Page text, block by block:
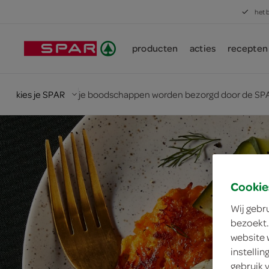
het
producten acties recepten
kies je SPAR je boodschappen worden bezorgd door de
Wij
website
gebruik